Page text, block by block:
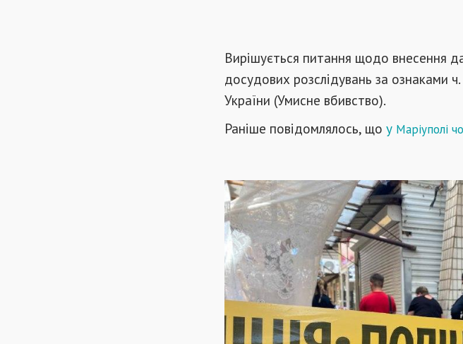
Вирішується питання щодо внесення
досудових розслідувань за ознаками
України (Умисне вбивство).
Раніше повідомлялось, що у Маріуполі